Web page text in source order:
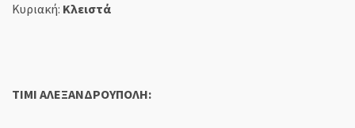
Κυριακή: Κλειστά
TIMI ΑΛΕΞΑΝΔΡΟΥΠΟΛΗ: